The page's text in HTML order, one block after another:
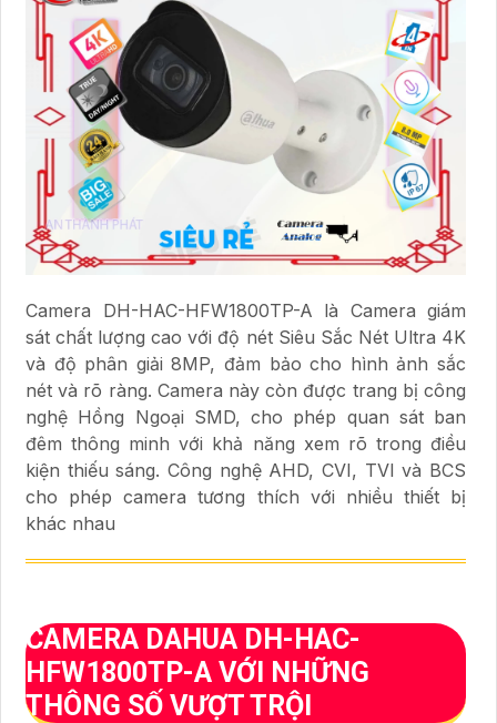
Camera DH-HAC-HFW1800TP-A là Camera giám
sát chất lượng cao với độ nét Siêu Sắc Nét Ultra 4K
và độ phân giải 8MP, đảm bảo cho hình ảnh sắc
nét và rõ ràng. Camera này còn được trang bị công
nghệ Hồng Ngoại SMD, cho phép quan sát ban
đêm thông minh với khả năng xem rõ trong điều
kiện thiếu sáng. Công nghệ AHD, CVI, TVI và BCS
cho phép camera tương thích với nhiều thiết bị
khác nhau
CAMERA DAHUA DH-HAC-
HFW1800TP-A VỚI NHỮNG
THÔNG SỐ VƯỢT TRỘI